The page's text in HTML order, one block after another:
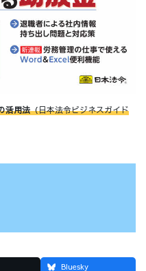
活用法（日本法令ビジネスガイド
Bluesky